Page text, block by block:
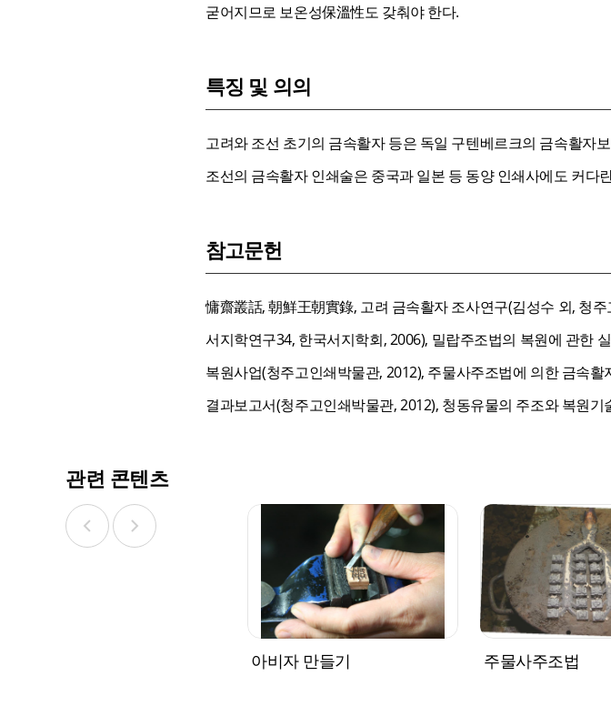
굳어지므로 보온성保溫性도 갖춰야 한다.
특징 및 의의
고려와 조선 초기의 금속활자 등은 독일 구텐베르크의 금속활자
조선의 금속활자 인쇄술은 중국과 일본 등 동양 인쇄사에도 커다
참고문헌
慵齋叢話, 朝鮮王朝實錄, 고려 금속활자 조사연구(김성수 외, 청
서지학연구34, 한국서지학회, 2006), 밀랍주조법의 복원에 관한
복원사업(청주고인쇄박물관, 2012), 주물사주조법에 의한 금속
결과보고서(청주고인쇄박물관, 2012), 청동유물의 주조와 복원
관련 콘텐츠
아비자 만들기 주물사주조법